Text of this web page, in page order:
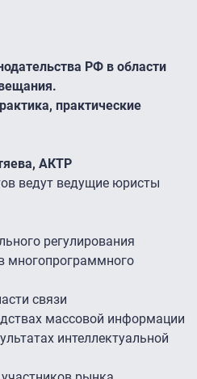
РФ в области
практические
АКТР
ведут ведущие юристы
регулирования
многопрограммного
связи
массовой информации
интеллектуальной